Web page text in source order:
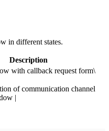
in different states.
Description
with callback request form\
of communication channel
|